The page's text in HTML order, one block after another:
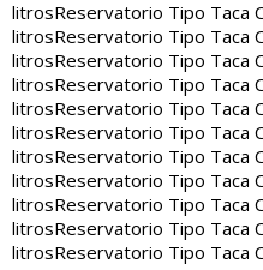
litrosReservatorio Tipo Taca
litrosReservatorio Tipo Taca
litrosReservatorio Tipo Taca
litrosReservatorio Tipo Taca
litrosReservatorio Tipo Taca
litrosReservatorio Tipo Taca
litrosReservatorio Tipo Taca
litrosReservatorio Tipo Taca
litrosReservatorio Tipo Taca
litrosReservatorio Tipo Taca
litrosReservatorio Tipo Taca